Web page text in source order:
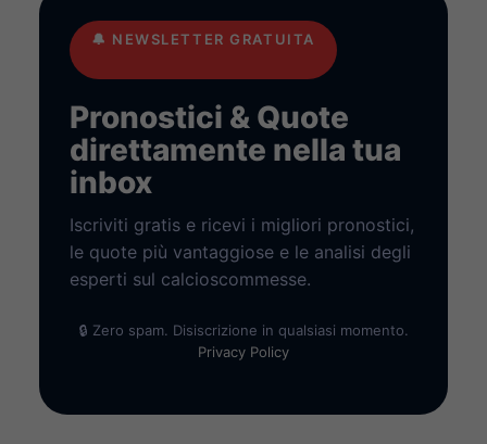
🔔 NEWSLETTER GRATUITA
Pronostici & Quote
direttamente nella tua
inbox
Iscriviti gratis e ricevi i migliori pronostici,
le quote più vantaggiose e le analisi degli
esperti sul calcioscommesse.
🔒 Zero spam. Disiscrizione in qualsiasi momento.
Privacy Policy